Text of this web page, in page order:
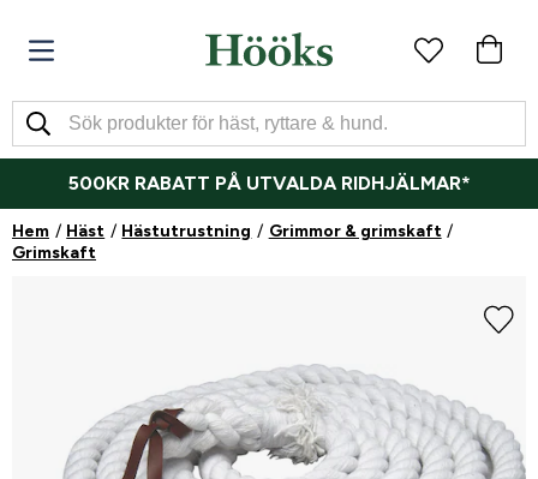
500KR RABATT PÅ UTVALDA RIDHJÄLMAR*
Hem Häst Hästutrustning
Grimmor & grimskaft
Grimskaft